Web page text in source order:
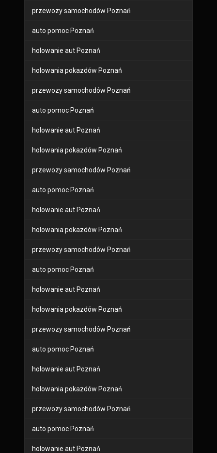
przewozy samochodów Poznań
auto pomoc Poznań
holowanie aut Poznań
holowania pokazdów Poznań
przewozy samochodów Poznań
auto pomoc Poznań
holowanie aut Poznań
holowania pokazdów Poznań
przewozy samochodów Poznań
auto pomoc Poznań
holowanie aut Poznań
holowania pokazdów Poznań
przewozy samochodów Poznań
auto pomoc Poznań
holowanie aut Poznań
holowania pokazdów Poznań
przewozy samochodów Poznań
auto pomoc Poznań
holowanie aut Poznań
holowania pokazdów Poznań
przewozy samochodów Poznań
auto pomoc Poznań
holowanie aut Poznań